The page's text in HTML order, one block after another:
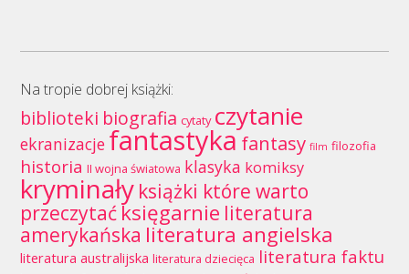
Na tropie dobrej książki:
biblioteki biografia cytaty czytanie
ekranizacje fantastykafantasy film filozofia
historia II wojna światowa klasyka komiksy
kryminały książki które warto
przeczytaćksięgarnie literatura
amerykańska literatura angielska
literatura australijska literatura dziecięca literatura faktu